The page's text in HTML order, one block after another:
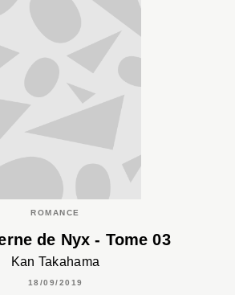
ROMANCE
de Nyx - Tome 03
Kan Takahama
18/09/2019